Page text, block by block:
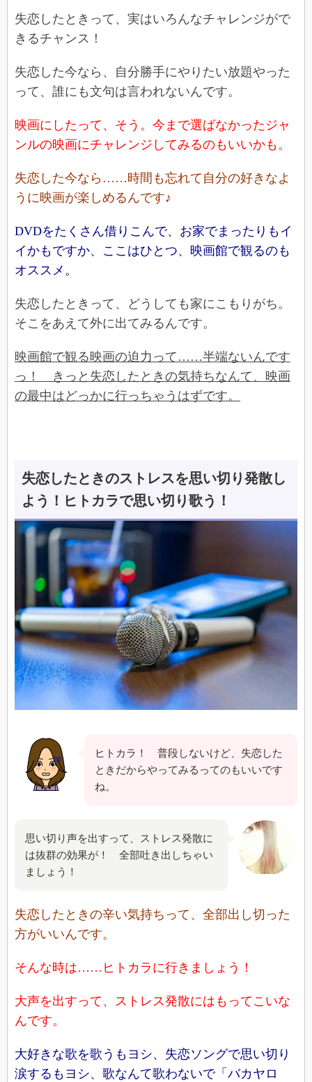
失恋したときって、実はいろんなチャレンジがで
きるチャンス！
失恋した今なら、自分勝手にやりたい放題やった
って、誰にも文句は言われないんです。
映画にしたって、そう。今まで選ばなかったジャ
ンルの映画にチャレンジしてみるのもいいかも。
失恋した今なら……時間も忘れて自分の好きなよ
うに映画が楽しめるんです♪
DVDをたくさん借りこんで、お家でまったりもイ
イかもですか、ここはひとつ、映画館で観るのも
オススメ。
失恋したときって、どうしても家にこもりがち。
そこをあえて外に出てみるんです。
映画館で観る映画の迫力って……半端ないんです
っ！ きっと失恋したときの気持ちなんて、映画
の最中はどっかに行っちゃうはずです。
失恋したときのストレスを思い切り発散し
よう！ヒトカラで思い切り歌う！
ヒトカラ！ 普段しないけど、失恋した
ときだからやってみるってのもいいです
ね。
思い切り声を出すって、ストレス発散に
は抜群の効果が！ 全部吐き出しちゃい
ましょう！
失恋したときの辛い気持ちって、全部出し切った
方がいいんです。
そんな時は……ヒトカラに行きましょう！
大声を出すって、ストレス発散にはもってこいな
んです。
大好きな歌を歌うもヨシ、失恋ソングで思い切り
涙するもヨシ、歌なんて歌わないで「バカヤロ